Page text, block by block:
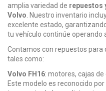
amplia variedad de repuestos
Volvo . Nuestro inventario
excelente estado,
tu vehículo continúe operando
Contamos con repuestos para
tales como:
Volvo FH16: motores, cajas
Este modelo es reconocido